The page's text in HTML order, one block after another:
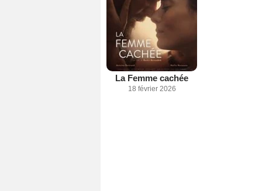
La Femme cachée
18 février 2026